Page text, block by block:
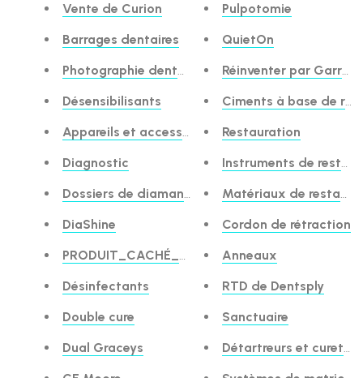
Vente de Curion
Barrages dentaires
Photographie dentaire
Désensibilisants
Appareils et accessoires
Diagnostic
Dossiers de diamants
DiaShine
PRODUIT_CACHÉ_DISCOUNT
Désinfectants
Double cure
Dual Graceys
Pulpotomie
QuietOn
Réinventer par
Ciments à base de
Restauration
Instruments de
Matériaux de
Cordon de rétraction
Anneaux
RTD de Dentsply
Sanctuaire
Détartreurs et curettes